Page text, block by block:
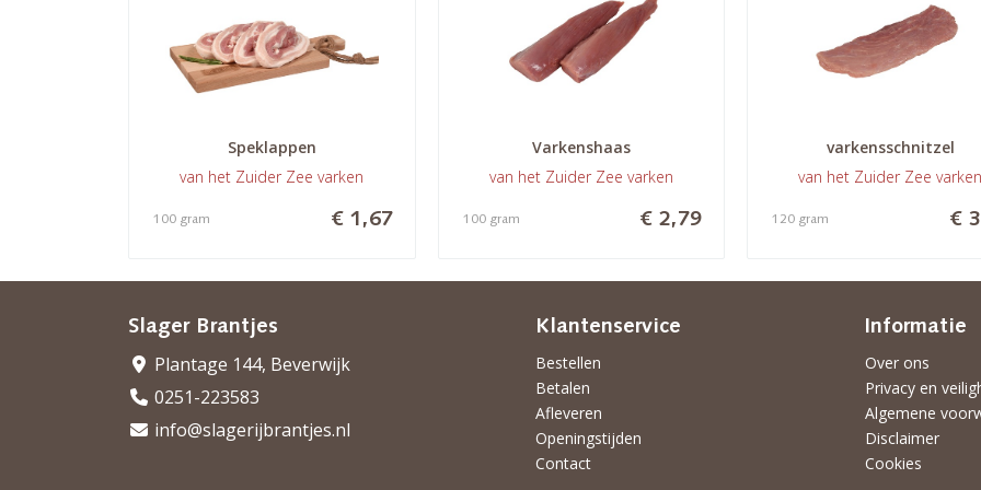
Speklappen
van het Zuider Zee varken
€ 1,67
100 gram
Varkenshaas
van het Zuider Zee varken
€ 2,79
100 gram
varkensschnitzel
van het Zuider Zee
€
120 gram
Slager Brantjes
Plantage 144, Beverwijk
0251-223583
info@slagerijbrantjes.nl
Klantenservice
Bestellen
Betalen
Afleveren
Openingstijden
Contact
Informatie
Over ons
Privacy en
Algemene
Disclaimer
Cookies